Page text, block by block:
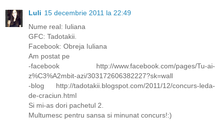
Luli 15 decembrie 2011 la 22:49
Nume real: Iuliana
GFC: Tadotakii.
Facebook: Obreja Iuliana
Am postat pe
-facebook http://www.facebook.com/pages/Tu-ai-
z%C3%A2mbit-azi/303172606382227?sk=wall
-blog http://tadotakii.blogspot.com/2011/12/concurs-leda-
de-craciun.html
Si mi-as dori pachetul 2.
Multumesc pentru sansa si minunat concurs!:)